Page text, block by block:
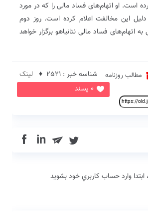
است. او اتهام‌های فساد مالی را که در مورد
دلیل این مخالفت اعلام کرده است. روز دوم
اتهام‌های فساد مالی نتانیاهو برگزار خواهد
مطالب روزنامه
0 پسند
شناسه خبر : 2521 ♦
لینک
in
ابتدا وارد حساب كاربري خود بشويد